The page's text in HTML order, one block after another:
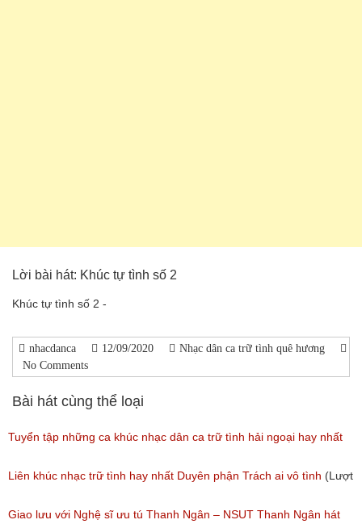
Lời bài hát: Khúc tự tình số 2
Khúc tự tình số 2 -
nhacdanca 12/09/2020
Nhạc dân ca trữ tình quê hương
No Comments
Bài hát cùng thể loại
Tuyển tập những ca khúc nhạc dân ca trữ tình hải ngoại hay nhất
(Lượt nghe: 277)
Liên khúc nhạc trữ tình hay nhất Duyên phận Trách ai vô tình (Lượt
nghe: 193)
Giao lưu với Nghệ sĩ ưu tú Thanh Ngân – NSUT Thanh Ngân hát